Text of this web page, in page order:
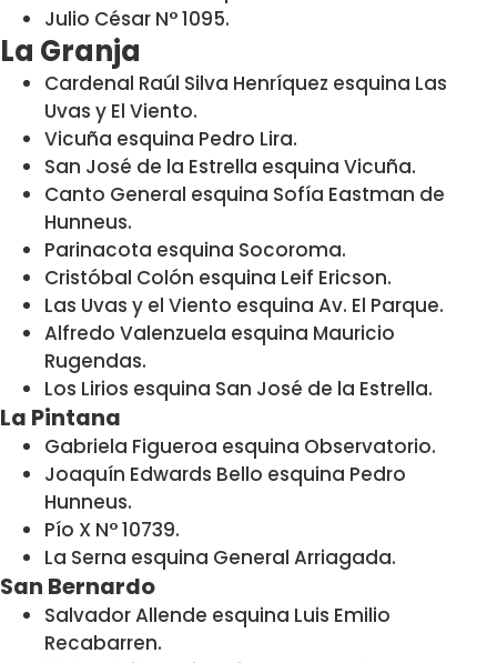
Julio César N° 1095.
La Granja
Cardenal Raúl Silva Henríquez esquina Las
Uvas y El Viento.
Vicuña esquina Pedro Lira.
San José de la Estrella esquina Vicuña.
Canto General esquina Sofía Eastman de
Hunneus.
Parinacota esquina Socoroma.
Cristóbal Colón esquina Leif Ericson.
Las Uvas y el Viento esquina Av. El Parque.
Alfredo Valenzuela esquina Mauricio
Rugendas.
Los Lirios esquina San José de la Estrella.
La Pintana
Gabriela Figueroa esquina Observatorio.
Joaquín Edwards Bello esquina Pedro
Hunneus.
Pío X N° 10739.
La Serna esquina General Arriagada.
San Bernardo
Salvador Allende esquina Luis Emilio
Recabarren.